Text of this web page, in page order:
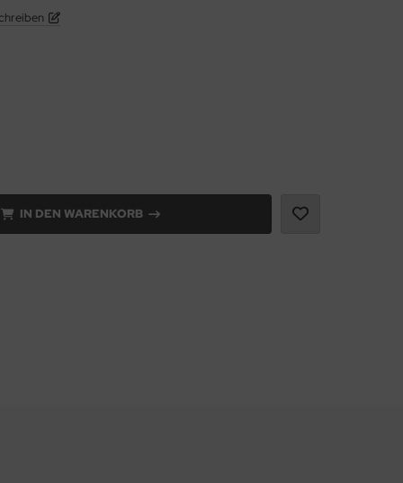
IN DEN WARENKORB